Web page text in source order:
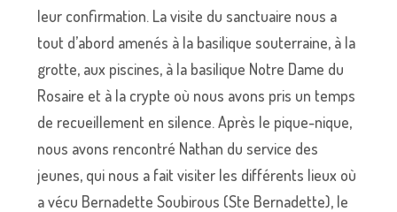
leur confirmation. La visite du sanctuaire nous a
tout d’abord amenés à la basilique souterraine, à la
grotte, aux piscines, à la basilique Notre Dame du
Rosaire et à la crypte où nous avons pris un temps
de recueillement en silence. Après le pique-nique,
nous avons rencontré Nathan du service des
jeunes, qui nous a fait visiter les différents lieux où
a vécu Bernadette Soubirous (Ste Bernadette), le